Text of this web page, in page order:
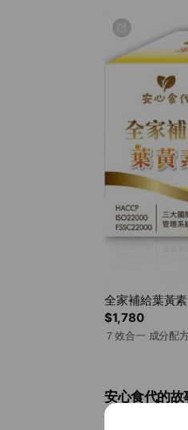
$1,780
全家補給葉黃素
７效合一 成分配
安心食代的故